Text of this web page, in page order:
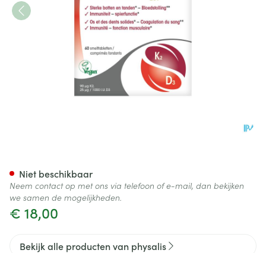
€ 18,00
Niet beschikbaar
Neem contact op met ons via telefoon of e-mail, dan bekijken
we samen de mogelijkheden.
Bekijk alle producten van physalis